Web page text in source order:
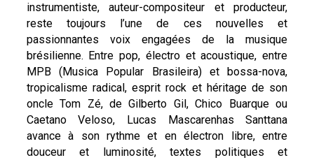
instrumentiste, auteur-compositeur et producteur,
reste toujours l’une de ces nouvelles et
passionnantes voix engagées de la musique
brésilienne. Entre pop, électro et acoustique, entre
MPB (Musica Popular Brasileira) et bossa-nova,
tropicalisme radical, esprit rock et héritage de son
oncle Tom Zé, de Gilberto Gil, Chico Buarque ou
Caetano Veloso, Lucas Mascarenhas Santtana
avance à son rythme et en électron libre, entre
douceur et luminosité, textes politiques et